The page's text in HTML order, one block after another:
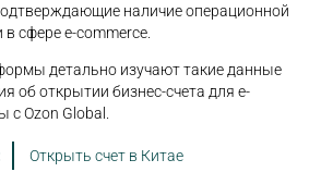
наличие операционной
в сфере e-commerce.
детально изучают такие данные
об открытии бизнес-счета для e-
с Ozon Global.
Открыть счет в Китае